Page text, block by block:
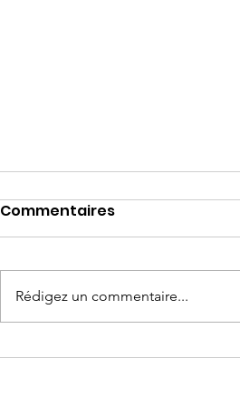
La comédie musicale
Commentaires
Rédigez un commentaire...